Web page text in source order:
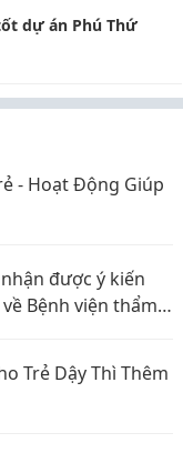
dự án Phú Thứ
- Hoạt Động Giúp
được ý kiến
Bệnh viện thẩm
Trẻ Dậy Thì Thêm